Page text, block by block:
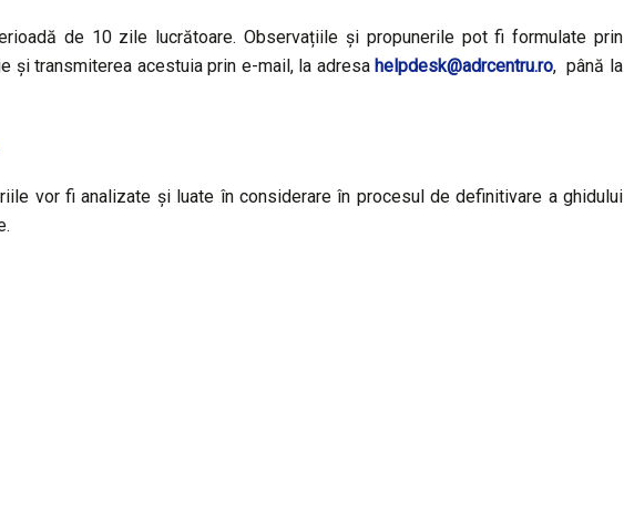
de 10 zile lucrătoare. Observațiile și propunerile pot fi formulate prin
și transmiterea acestuia prin e-mail, la adresahelpdesk@adrcentru.ro, până la
vor fi analizate și luate în considerare în procesul de definitivare a ghidului